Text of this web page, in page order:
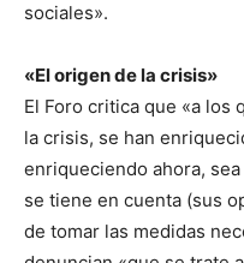
sociales».
«El origen de la crisis»
El Foro critica que «a los
la crisis, se han
enriqueciendo ahora,
se tiene en cuenta (sus
de tomar las medidas